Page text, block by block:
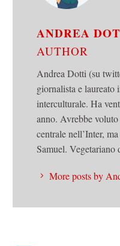
ANDREA
AUTHOR
Andrea Dotti (su
giornalista e laureato
interculturale. Ha
anno. Avrebbe
centrale nell’Inter,
Samuel. Vegetariano
More posts by